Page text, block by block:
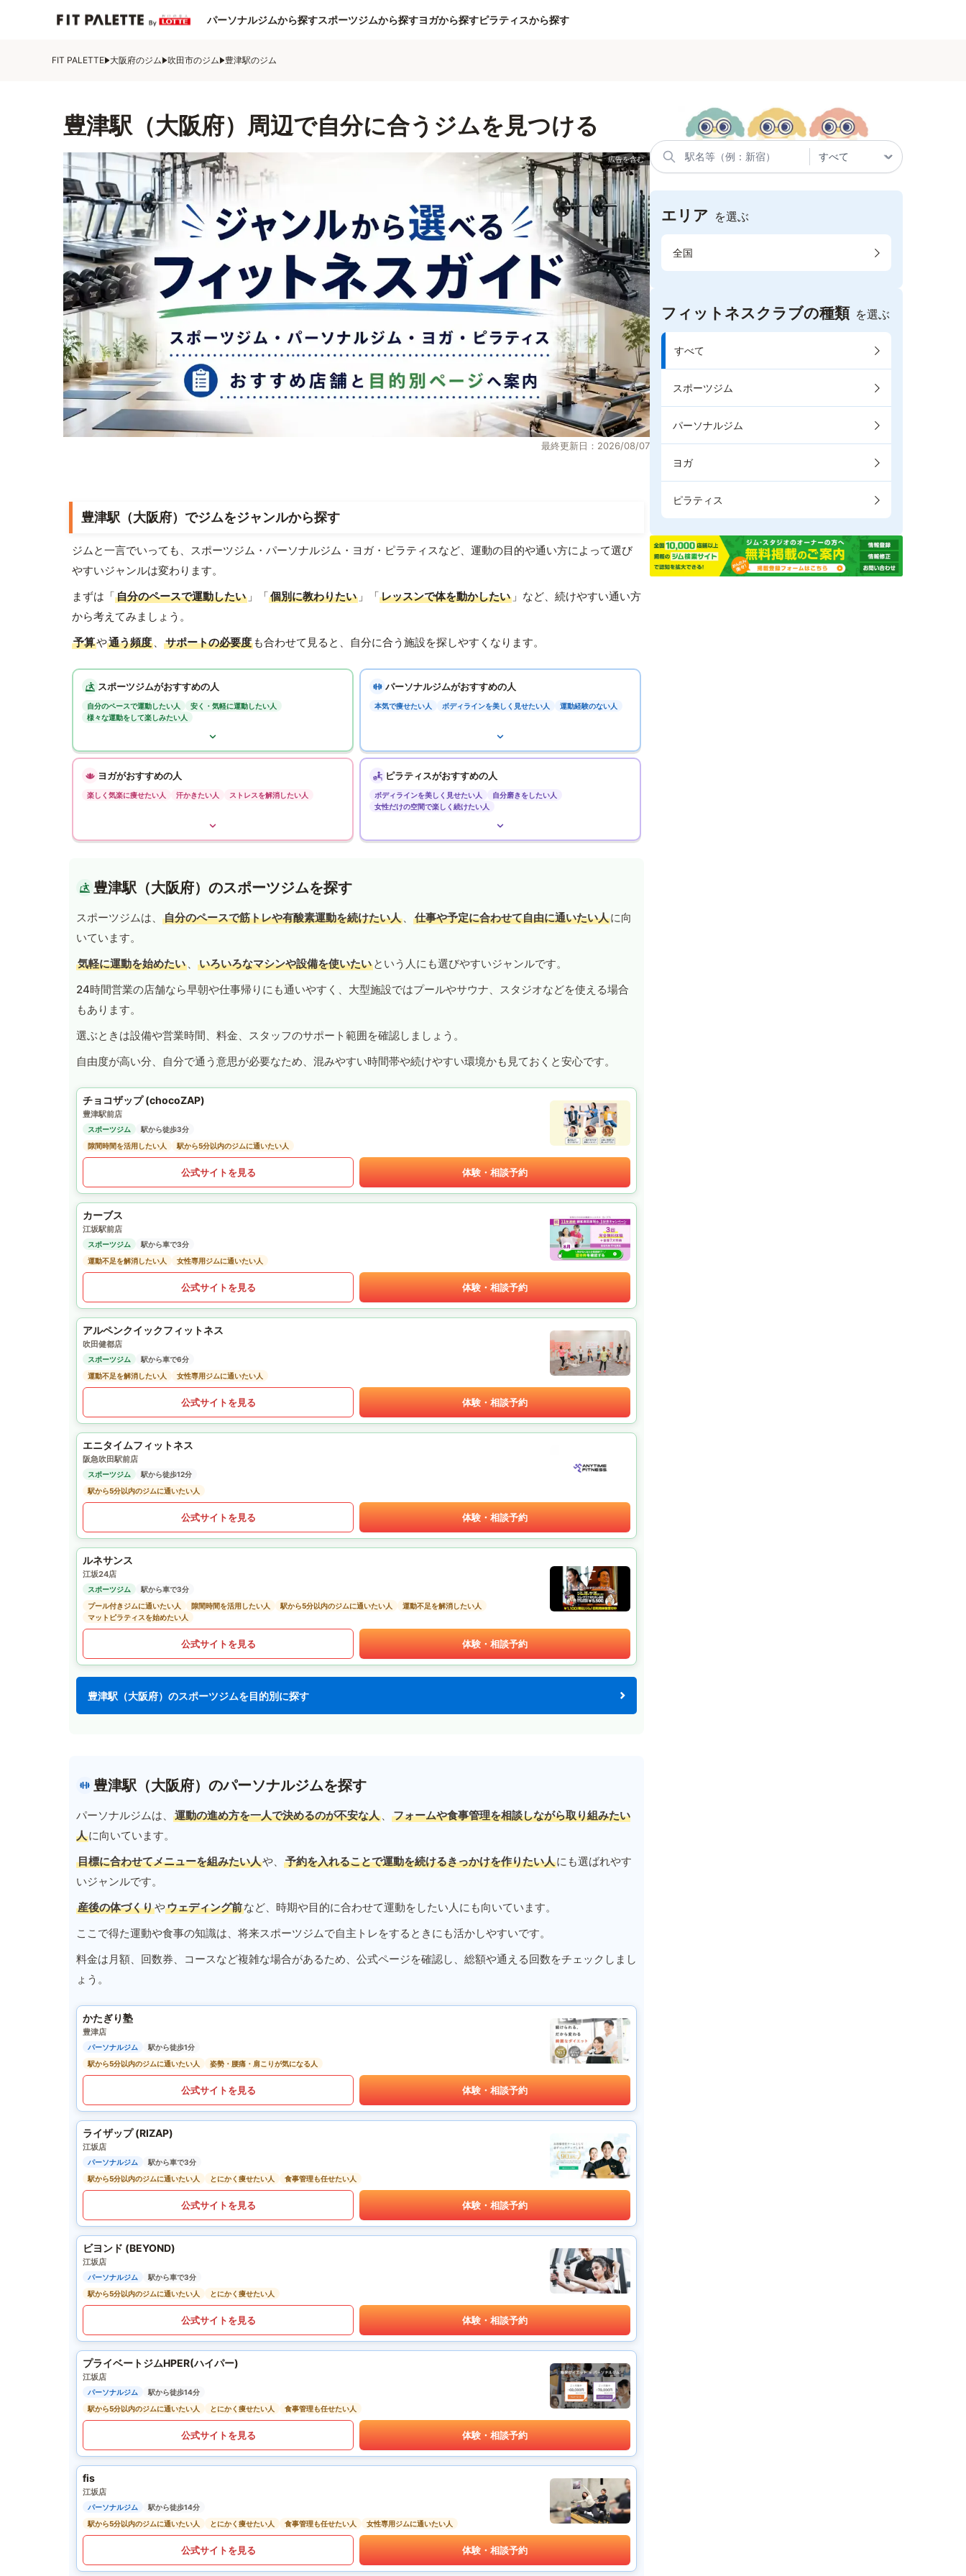
パーソナルジムから探すスポーツジムから探すヨガから探すピラティスから探す
FIT PALETTE 大阪府のジム 吹田市のジム 豊津駅のジム
豊津駅（大阪府）周辺で自分に合うジムを見つける
最終更新日：2026/08/07
豊津駅（大阪府）でジムをジャンルから探す
ジムと一言でいっても、スポーツジム・パーソナルジム・ヨガ・ピラティスなど、運動の目的や通い方によって選び
やすいジャンルは変わります。
まずは「自分のペースで運動したい 」「個別に教わりたい 」「レッスンで体を動かしたい 」など、続けやすい通い方
から考えてみましょう。
予算や通う頻度 、 サポートの必要度 も合わせて見ると、自分に合う施設を探しやすくなります。
スポーツジムがおすすめの人
自分のペースで運動したい人
安く・気軽に運動したい人
様々な運動をして楽しみたい人
パーソナルジムがおすすめの人
本気で痩せたい人 ボディラインを美しく見せたい人 運動経験のない人
ヨガがおすすめの人
楽しく気楽に痩せたい人 汗かきたい人 ストレスを解消したい人
ピラティスがおすすめの人
ボディラインを美しく見せたい人
自分磨きをしたい人
女性だけの空間で楽しく続けたい人
豊津駅（大阪府）のスポーツジムを探す
スポーツジムは、 自分のペースで筋トレや有酸素運動を続けたい人 、 仕事や予定に合わせて自由に通いたい人に向
いています。
気軽に運動を始めたい 、 いろいろなマシンや設備を使いたい という人にも選びやすいジャンルです。
24時間営業の店舗なら早朝や仕事帰りにも通いやすく、大型施設ではプールやサウナ、スタジオなどを使える場合
もあります。
選ぶときは設備や営業時間、料金、スタッフのサポート範囲を確認しましょう。
自由度が高い分、自分で通う意思が必要なため、混みやすい時間帯や続けやすい環境かも見ておくと安心です。
チョコザップ (chocoZAP)
豊津駅前店
スポーツジム
駅から徒歩3分
隙間時間を活用したい人
駅から5分以内のジムに通いたい人
公式サイトを見る 体験・相談予約
カーブス
江坂駅前店
スポーツジム
駅から車で3分
運動不足を解消したい人
女性専用ジムに通いたい人
公式サイトを見る 体験・相談予約
アルペンクイックフィットネス
吹田健都店
スポーツジム
駅から車で6分
運動不足を解消したい人
女性専用ジムに通いたい人
公式サイトを見る 体験・相談予約
エニタイムフィットネス
阪急吹田駅前店
スポーツジム
駅から徒歩12分
駅から5分以内のジムに通いたい人
公式サイトを見る 体験・相談予約
ルネサンス
江坂24店
スポーツジム
駅から車で3分
プール付きジムに通いたい人
隙間時間を活用したい人 駅から5分以内のジムに通いたい人
運動不足を解消したい人
マットピラティスを始めたい人
公式サイトを見る 体験・相談予約
豊津駅（大阪府）のスポーツジムを目的別に探す
豊津駅（大阪府）のパーソナルジムを探す
パーソナルジムは、 運動の進め方を一人で決めるのが不安な人 、
フォームや食事管理を相談しながら取り組みたい
人に向いています。
目標に合わせてメニューを組みたい人や、 予約を入れることで運動を続けるきっかけを作りたい人にも選ばれやす
いジャンルです。
産後の体づくりやウェディング前など、時期や目的に合わせて運動をしたい人にも向いています。
ここで得た運動や食事の知識は、将来スポーツジムで自主トレをするときにも活かしやすいです。
料金は月額、回数券、コースなど複雑な場合があるため、公式ページを確認し、総額や通える回数をチェックしまし
ょう。
かたぎり塾
豊津店
パーソナルジム
駅から徒歩1分
駅から5分以内のジムに通いたい人
姿勢・腰痛・肩こりが気になる人
公式サイトを見る 体験・相談予約
ライザップ (RIZAP)
江坂店
パーソナルジム
駅から車で3分
駅から5分以内のジムに通いたい人
とにかく痩せたい人 食事管理も任せたい人
公式サイトを見る 体験・相談予約
ビヨンド (BEYOND)
江坂店
パーソナルジム
駅から車で3分
駅から5分以内のジムに通いたい人
とにかく痩せたい人
公式サイトを見る 体験・相談予約
プライベートジムHPER(ハイパー)
江坂店
パーソナルジム
駅から徒歩14分
駅から5分以内のジムに通いたい人
とにかく痩せたい人 食事管理も任せたい人
公式サイトを見る 体験・相談予約
fis
江坂店
パーソナルジム
駅から徒歩14分
駅から5分以内のジムに通いたい人
とにかく痩せたい人 食事管理も任せたい人 女性専用ジムに通いたい人
公式サイトを見る 体験・相談予約
エリア を選ぶ
全国
フィットネスクラブの種類 を選ぶ
すべて
スポーツジム
パーソナルジム
ヨガ
ピラティス